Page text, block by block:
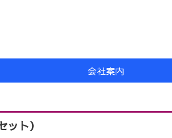
会社案内
ト）